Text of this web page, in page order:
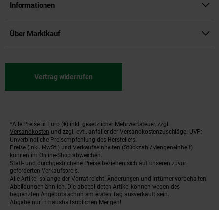
Informationen
Über Marktkauf
Vertrag widerrufen
Fußnoten
*Alle Preise in Euro (€) inkl. gesetzlicher Mehrwertsteuer, zzgl.
Versandkosten und zzgl. evtl. anfallender Versandkostenzuschläge. UVP:
Unverbindliche Preisempfehlung des Herstellers.
Preise (inkl. MwSt.) und Verkaufseinheiten (Stückzahl/Mengeneinheit)
können im Online-Shop abweichen.
Statt- und durchgestrichene Preise beziehen sich auf unseren zuvor
geforderten Verkaufspreis.
Alle Artikel solange der Vorrat reicht! Änderungen und Irrtümer vorbehalten.
Abbildungen ähnlich. Die abgebildeten Artikel können wegen des
begrenzten Angebots schon am ersten Tag ausverkauft sein.
Abgabe nur in haushaltsüblichen Mengen!